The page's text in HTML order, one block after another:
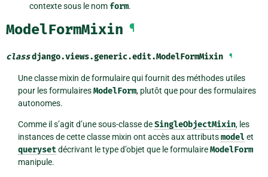
contexte sous le nom form.
ModelFormMixin ¶
classdjango.views.generic.edit.ModelFormMixin ¶
Une classe mixin de formulaire qui fournit des méthodes utiles
pour les formulairesModelForm, plutôt que pour des formulaires
autonomes.
Comme il s’agit d’une sous-classe deSingleObjectMixin, les
instances de cette classe mixin ont accès aux attributsmodel et
querysetdécrivant le type d’objet que le formulaireModelForm
manipule.